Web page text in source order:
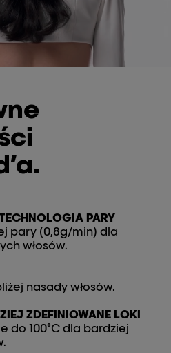
PARY
pary (0,8g/min) dla
włosów.
nasady włosów.
ZDEFINIOWANE LOKI
do 100°C dla bardziej